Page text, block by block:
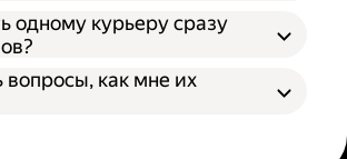
одному курьеру сразу
вопросы, как мне их